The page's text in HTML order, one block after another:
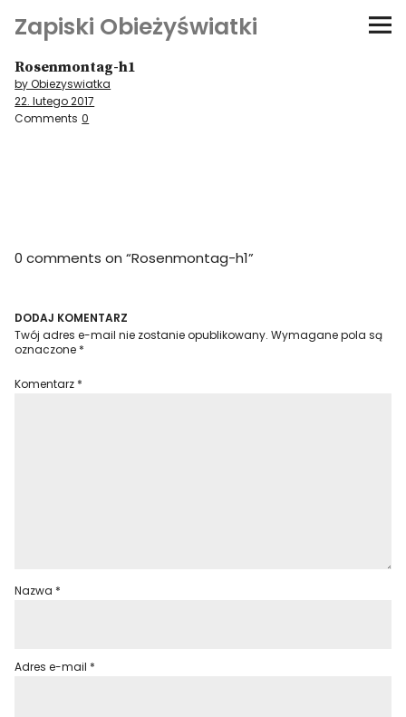
Zapiski Obieżyświatki
Podróże
Kultura i sztuka
Niezwyczajne ściany
Dom na kółkach
Rosenmontag-h1
by Obiezyswiatka
22. lutego 2017
Comments 0
0 comments on “Rosenmontag-h1”
DODAJ KOMENTARZ
Twój adres e-mail nie zostanie opublikowany. Wymagane pola są
oznaczone *
Komentarz *
Nazwa *
Adres e-mail *